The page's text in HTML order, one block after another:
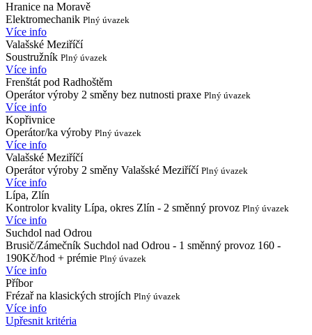
Hranice na Moravě
Elektromechanik Plný úvazek
Více info
Valašské Meziříčí
Soustružník Plný úvazek
Více info
Frenštát pod Radhoštěm
Operátor výroby 2 směny bez nutnosti praxe Plný úvazek
Více info
Kopřivnice
Operátor/ka výroby Plný úvazek
Více info
Valašské Meziříčí
Operátor výroby 2 směny Valašské Meziříčí Plný úvazek
Více info
Lípa, Zlín
Kontrolor kvality Lípa, okres Zlín - 2 směnný provoz Plný úvazek
Více info
Suchdol nad Odrou
Brusič/Zámečník Suchdol nad Odrou - 1 směnný provoz 160 -
190Kč/hod + prémie Plný úvazek
Více info
Příbor
Frézař na klasických strojích Plný úvazek
Více info
Upřesnit kritéria